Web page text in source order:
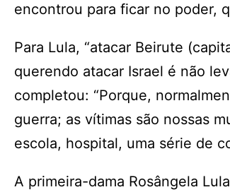
encontrou para ficar no poder,
Para Lula, “atacar Beirute
querendo atacar Israel é não
completou: “Porque,
guerra; as vítimas são nossas
escola, hospital, uma série de
A primeira-dama Rosângela